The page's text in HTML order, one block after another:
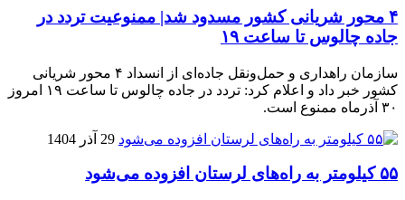
۴ محور شریانی کشور مسدود شد| ممنوعیت تردد در
جاده چالوس تا ساعت ۱۹
سازمان راهداری و حمل‌ونقل جاده‌ای از انسداد ۴ محور شریانی
کشور خبر داد و اعلام کرد: تردد در جاده چالوس تا ساعت ۱۹ امروز
۳۰ آذرماه ممنوع است.
29 آذر 1404
۵۵ کیلومتر به راه‌های لرستان افزوده می‌شود